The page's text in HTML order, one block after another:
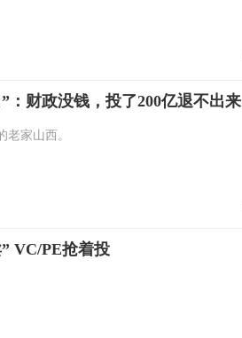
：财政没钱，投了200亿退不出来
家山西。
VC/PE抢着投